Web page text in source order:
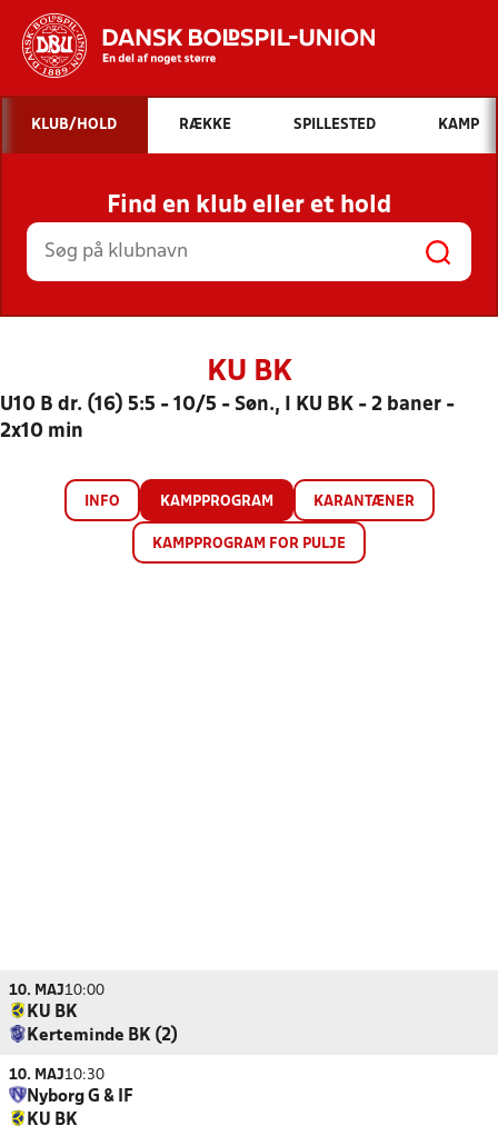
Hvad vil du søge efter?
INDHOLD OG NYHEDER
STILLINGER, RESULTATER, KLUBBER OG
HOLD
KLUB/HOLD RÆKKE SPILLESTED KAMP
Find en klub eller et hold
KU BK
U10 B dr. (16) 5:5 - 10/5 - Søn., I KU BK - 2 baner -
2x10 min
INFO KAMPPROGRAM KARANTÆNER
KAMPPROGRAM FOR PULJE
10. MAJ10:00
KU BK
Kerteminde BK (2)
10. MAJ10:30
Nyborg G & IF
KU BK